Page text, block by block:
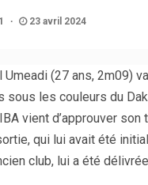
23 avril 2024
Umeadi (27 ans, 2m09)
sous les couleurs du
vient d’approuver
qui lui avait été
club, lui a été